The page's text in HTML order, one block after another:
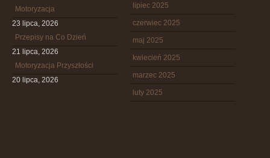
Motoryzacja
23 lipca, 2026
Przepisy na Co Dzień
21 lipca, 2026
Motoryzacja Przyszłości
20 lipca, 2026
lipiec 2025
czerwiec 2025
maj 2025
kwiecień 2025
marzec 2025
luty 2025